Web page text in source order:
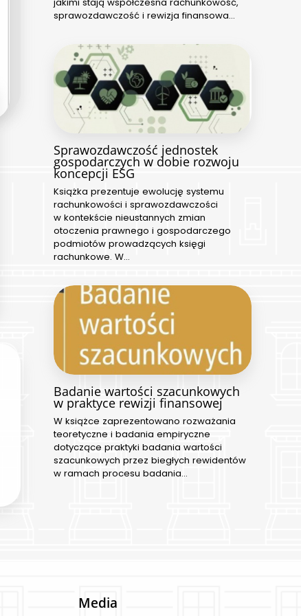
sprawozdawczość i rewizja finansowa…
Sprawozdawczość jednostek
gospodarczych w dobie rozwoju
koncepcji ESG
Książka prezentuje ewolucję systemu
rachunkowości i sprawozdawczości
w kontekście nieustannych zmian
otoczenia prawnego i gospodarczego
podmiotów prowadzących księgi
rachunkowe. W…
Badanie wartości szacunkowych
w praktyce rewizji finansowej
W książce zaprezentowano rozważania
teoretyczne i badania empiryczne
dotyczące praktyki badania wartości
szacunkowych przez biegłych rewidentów
w ramach procesu badania…
Media